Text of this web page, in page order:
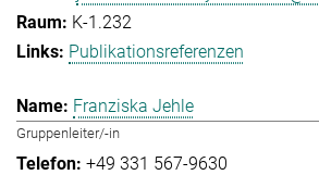
K-1.232
Publikationsreferenzen
Franziska Jehle
Gruppenleiter/-in
+49 331 567-9630